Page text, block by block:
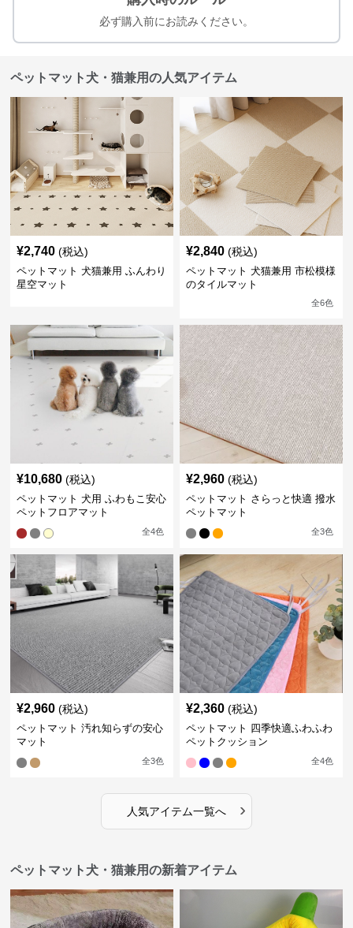
必ず購入前にお読みください。
ペットマット犬・猫兼用の人気アイテム
¥2,740 (税込)
ペットマット 犬猫兼用 ふんわり
星空マット
¥2,840 (税込)
ペットマット 犬猫兼用 市松模様
のタイルマット
全6色
¥10,680 (税込)
ペットマット 犬用 ふわもこ安心
ペットフロアマット
全4色
¥2,960 (税込)
ペットマット さらっと快適 撥水
ペットマット
全3色
¥2,960 (税込)
ペットマット 汚れ知らずの安心
マット
全3色
¥2,360 (税込)
ペットマット 四季快適ふわふわ
ペットクッション
全4色
人気アイテム一覧へ ›
ペットマット犬・猫兼用の新着アイテム